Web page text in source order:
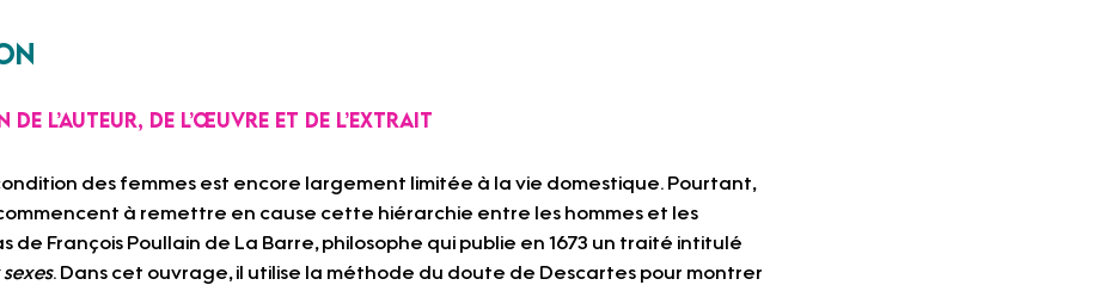
de l’auteur, de l’œuvre et de l’extrait
des femmes est encore largement limitée à la vie domestique. Pourtant,
à remettre en cause cette hiérarchie entre les hommes et les
de François Poullain de La Barre, philosophe qui publie en 1673 un traité intitulé
sexes. Dans cet ouvrage, il utilise la méthode du doute de Descartes pour montrer